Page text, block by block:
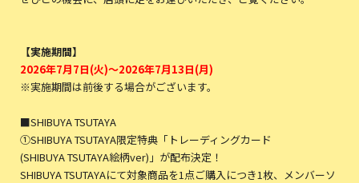
【実施期間】
2026年7月7日(火)～2026年7月13日(月)
※実施期間は前後する場合がございます。
■SHIBUYA TSUTAYA
①SHIBUYA TSUTAYA限定特典「トレーディングカード
(SHIBUYA TSUTAYA絵柄ver)」が配布決定！
SHIBUYA TSUTAYAにて対象商品を1点ご購入につき1枚、メンバーソ